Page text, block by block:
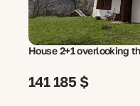
House 2+1 overlooking
141 185 $